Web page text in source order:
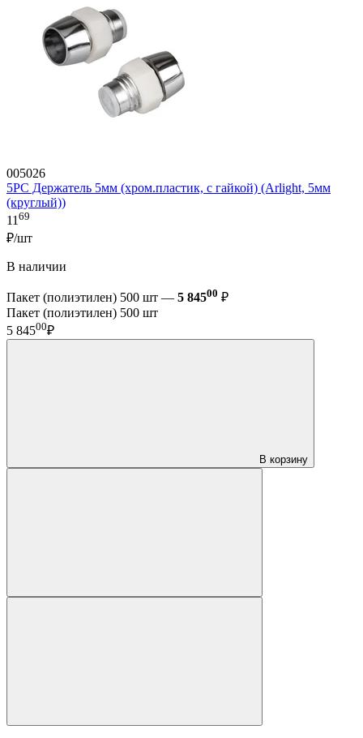
005026
5PC Держатель 5мм (хром.пластик, с гайкой) (Arlight, 5мм
(круглый))
1169
₽/шт
В наличии
Пакет (полиэтилен) 500 шт — 5 84500 ₽
Пакет (полиэтилен) 500 шт
5 84500₽
В корзину